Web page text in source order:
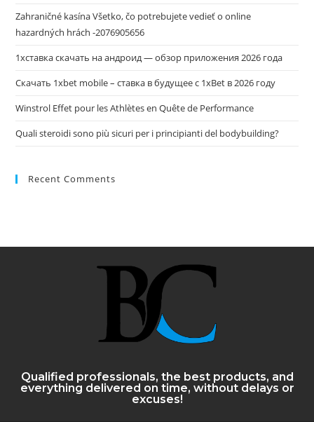
Zahraničné kasína Všetko, čo potrebujete vedieť o online
hazardných hrách -2076905656
1хставка скачать на андроид — обзор приложения 2026 года
Скачать 1xbet mobile – ставка в будущее с 1xBet в 2026 году
Winstrol Effet pour les Athlètes en Quête de Performance
Quali steroidi sono più sicuri per i principianti del bodybuilding?
Recent Comments
Qualified professionals, the best products, and
everything delivered on time, without delays or
excuses!